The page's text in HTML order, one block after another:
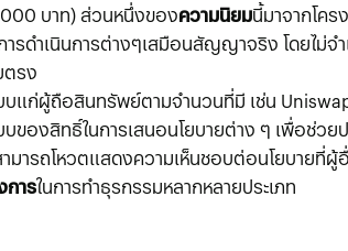
บาท) ส่วนหนึ่งของความนิยมนี้มาจากโค
ำเนินการต่างๆเสมือนสัญญาจริง โดยไม่จ
ตรง
แก่ผู้ถือสินทรัพย์ตามจำนวนที่มี เช่น
องสิทธิ์ในการเสนอนโยบายต่าง ๆ เพื่อช่วย
มารถโหวตแสดงความเห็นชอบต่อนโยบายที่
การในการทำธุรกรรมหลากหลายประเภท